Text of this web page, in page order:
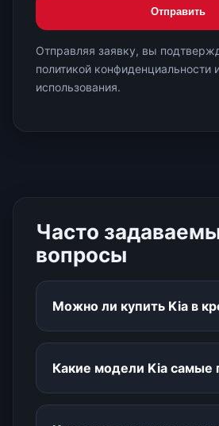
Отправить
Отправляя заявку, вы
политикой конфиденциальности
использования.
Часто
вопросы
Можно ли купить Kia в
Какие модели Kia самые